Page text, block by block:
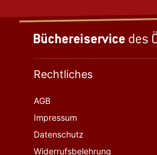
Rechtliches
AGB
Impressum
Datenschutz
Widerrufsbelehrung